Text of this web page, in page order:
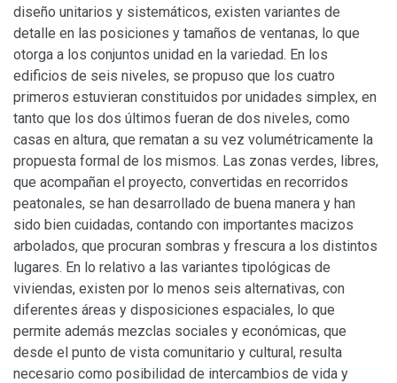
diseño unitarios y sistemáticos, existen variantes de
detalle en las posiciones y tamaños de ventanas, lo que
otorga a los conjuntos unidad en la variedad. En los
edificios de seis niveles, se propuso que los cuatro
primeros estuvieran constituidos por unidades simplex, en
tanto que los dos últimos fueran de dos niveles, como
casas en altura, que rematan a su vez volumétricamente la
propuesta formal de los mismos. Las zonas verdes, libres,
que acompañan el proyecto, convertidas en recorridos
peatonales, se han desarrollado de buena manera y han
sido bien cuidadas, contando con importantes macizos
arbolados, que procuran sombras y frescura a los distintos
lugares. En lo relativo a las variantes tipológicas de
viviendas, existen por lo menos seis alternativas, con
diferentes áreas y disposiciones espaciales, lo que
permite además mezclas sociales y económicas, que
desde el punto de vista comunitario y cultural, resulta
necesario como posibilidad de intercambios de vida y